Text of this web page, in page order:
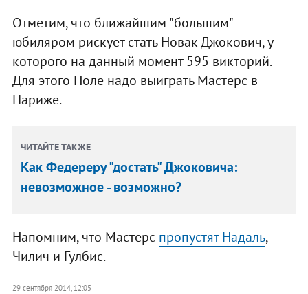
Отметим, что ближайшим "большим"
юбиляром рискует стать Новак Джокович, у
которого на данный момент 595 викторий.
Для этого Ноле надо выиграть Мастерс в
Париже.
ЧИТАЙТЕ ТАКЖЕ
Как Федереру "достать" Джоковича:
невозможное - возможно?
Напомним, что Мастерс пропустят Надаль,
Чилич и Гулбис.
29 сентября 2014, 12:05